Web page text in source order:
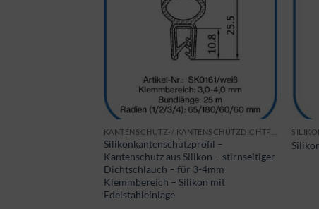
Silikonkantenschutzprofil –
Kantenschutz aus Silikon – stirnseitiger
Dichtschlauch – für 3-4mm
Klemmbereich – Silikon mit
Edelstahleinlage